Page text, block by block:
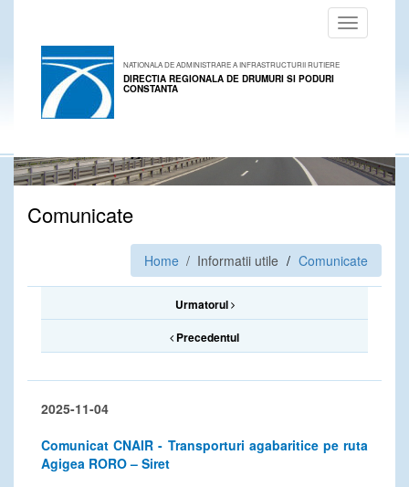
Toggle
navigation
NATIONALA DE ADMINISTRARE A INFRASTRUCTURII RUTIERE
DIRECTIA REGIONALA DE DRUMURI SI PODURI
CONSTANTA
Comunicate
Home / Informatii utile Comunicate
Urmatorul
Precedentul
2025-11-04
Comunicat CNAIR - Transporturi agabaritice pe ruta
Agigea RORO – Siret